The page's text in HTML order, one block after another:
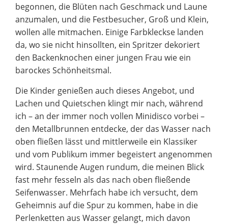
begonnen, die Blüten nach Geschmack und Laune
anzumalen, und die Festbesucher, Groß und Klein,
wollen alle mitmachen. Einige Farbkleckse landen
da, wo sie nicht hinsollten, ein Spritzer dekoriert
den Backenknochen einer jungen Frau wie ein
barockes Schönheitsmal.
Die Kinder genießen auch dieses Angebot, und
Lachen und Quietschen klingt mir nach, während
ich – an der immer noch vollen Minidisco vorbei –
den Metallbrunnen entdecke, der das Wasser nach
oben fließen lässt und mittlerweile ein Klassiker
und vom Publikum immer begeistert angenommen
wird. Staunende Augen rundum, die meinen Blick
fast mehr fesseln als das nach oben fließende
Seifenwasser. Mehrfach habe ich versucht, dem
Geheimnis auf die Spur zu kommen, habe in die
Perlenketten aus Wasser gelangt, mich davon